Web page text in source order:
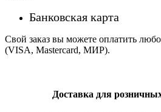
Банковская карта
Свой заказ вы можете оплатить
(VISA, Mastercard, МИР).
Доставка для